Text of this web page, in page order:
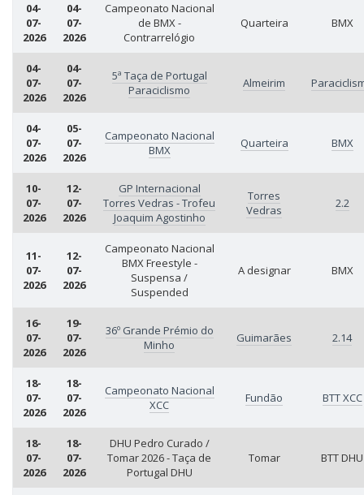
04-
07-
2026
04-
07-
2026
Campeonato Nacional
de BMX -
Contrarrelógio
Quarteira BMX
04-
07-
2026
04-
07-
2026
5ª Taça de Portugal
Paraciclismo
Almeirim
04-
07-
2026
05-
07-
2026
Campeonato Nacional
BMX
Quarteira BMX
10-
07-
2026
12-
07-
2026
GP Internacional
Torres Vedras - Trofeu
Joaquim Agostinho
Torres
Vedras
2.2
11-
07-
2026
12-
07-
2026
Campeonato Nacional
BMX Freestyle -
Suspensa /
Suspended
A designar BMX
16-
07-
2026
19-
07-
2026
36º Grande Prémio do
Minho
Guimarães 2.14
18-
07-
2026
18-
07-
2026
Campeonato Nacional
XCC
Fundão BTT XCC
18-
07-
2026
18-
07-
2026
DHU Pedro Curado /
Tomar 2026 - Taça de
Portugal DHU
Tomar BTT DHU